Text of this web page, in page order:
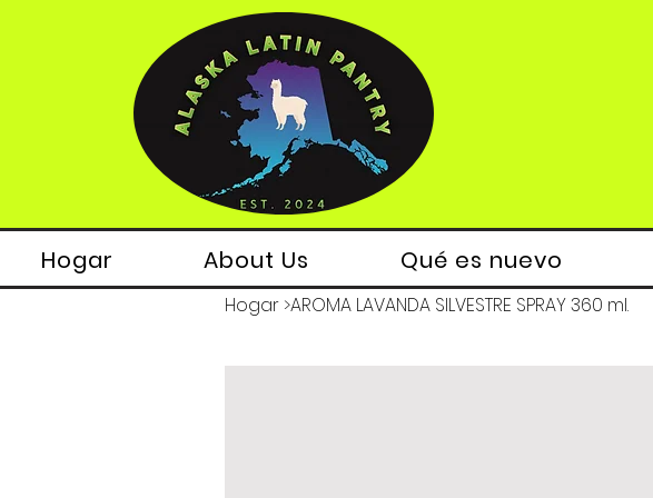
Hogar About Us Qué es nuevo
Hogar >AROMA LAVANDA SILVESTRE SPRAY 360 ml.